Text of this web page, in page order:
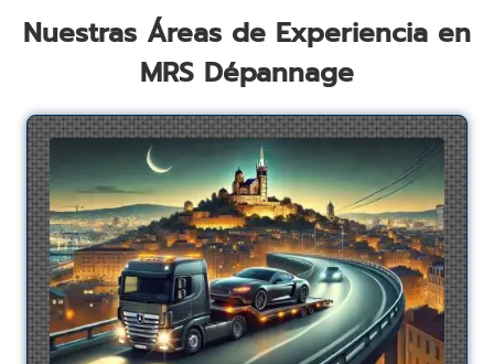
Nuestras Áreas de Experiencia en
MRS Dépannage